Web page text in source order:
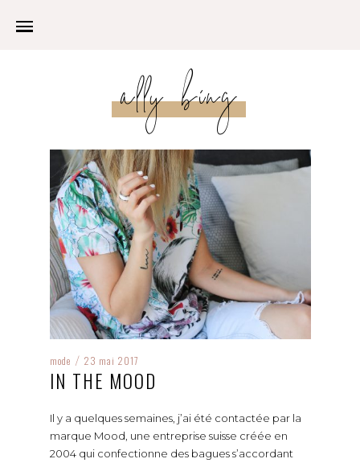
ally bing
mode / 23 mai 2017
IN THE MOOD
Il y a quelques semaines, j’ai été contactée par la
marque Mood, une entreprise suisse créée en
2004 qui confectionne des bagues s’accordant